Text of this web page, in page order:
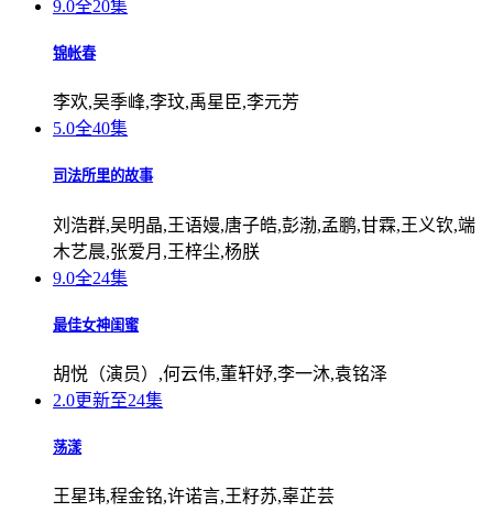
9.0全20集
锦帐春
李欢,吴季峰,李玟,禹星臣,李元芳
5.0全40集
司法所里的故事
刘浩群,吴明晶,王语嫚,唐子皓,彭渤,孟鹏,甘霖,王义钦,端
木艺晨,张爱月,王梓尘,杨朕
9.0全24集
最佳女神闺蜜
胡悦（演员）,何云伟,董轩妤,李一沐,袁铭泽
2.0更新至24集
荡漾
王星玮,程金铭,许诺言,王籽苏,辜芷芸